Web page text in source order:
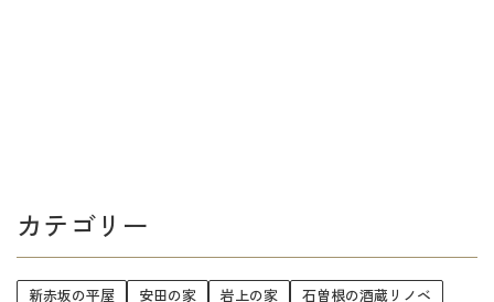
カテゴリー
新赤坂の平屋 安田の家 岩上の家
石曽根の酒蔵リノベ